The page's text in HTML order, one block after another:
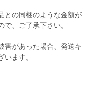
との同梱のような金額が
、ご了承下さい。
害があった場合、発送キ
ます。